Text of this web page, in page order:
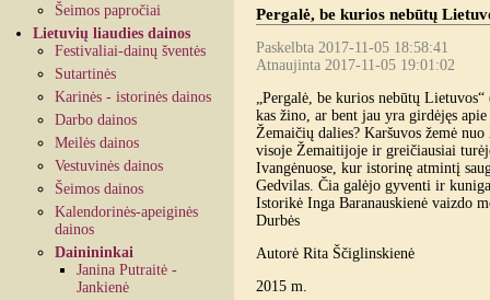
Šeimos papročiai
Lietuvių liaudies dainos
Festivaliai-dainų šventės
Sutartinės
Karinės - istorinės dainos
Darbo dainos
Meilės dainos
Vestuvinės dainos
Šeimos dainos
Kalendorinės-apeiginės
dainos
Dainininkai
Janina Putraitė -
Jankienė
Pergalė, be kurios nebūtų
Paskelbta 2017-11-05 18:58:41
Atnaujinta 2017-11-05 19:01:02
„Pergalė, be kurios nebūtų
kas žino, ar bent jau yra girdėjęs
Žemaičių dalies? Karšuvos žemė
visoje Žemaitijoje ir greičiausiai
Ivangėnuose, kur istorinę atmintį
Gedvilas. Čia galėjo gyventi ir
Istorikė Inga Baranauskienė vaizdo
Durbės
Autorė Rita Ščiglinskienė
2015 m.